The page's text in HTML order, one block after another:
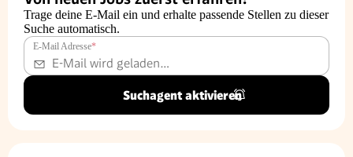
Trage deine E-Mail ein und erhalte passende Stellen zu dieser
Suche automatisch.
E-Mail Adresse*
Suchagent aktivieren